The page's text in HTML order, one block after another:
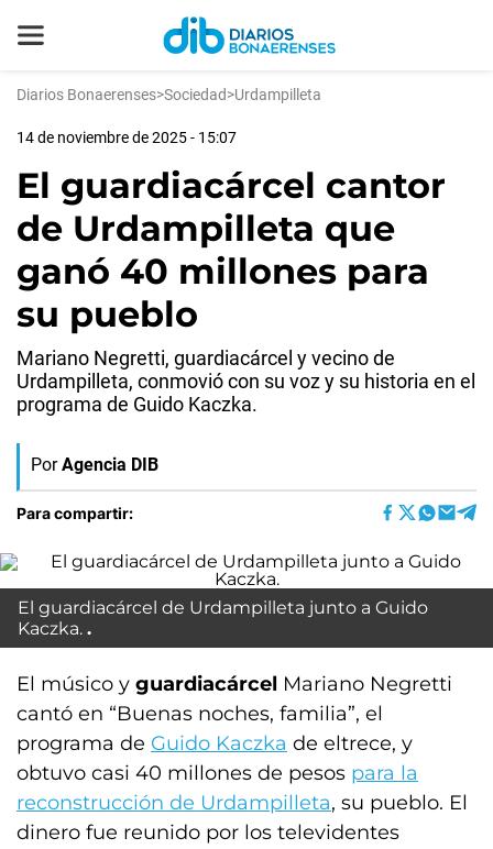
Diarios Bonaerenses>Sociedad>Urdampilleta
14 de noviembre de 2025 - 15:07
El guardiacárcel cantor
de Urdampilleta que
ganó 40 millones para
su pueblo
Mariano Negretti, guardiacárcel y vecino de
Urdampilleta, conmovió con su voz y su historia en el
programa de Guido Kaczka.
Por Agencia DIB
Para compartir:
El guardiacárcel de Urdampilleta junto a Guido
Kaczka.
El músico y guardiacárcel Mariano Negretti
cantó en “Buenas noches, familia”, el
programa de Guido Kaczka de eltrece, y
obtuvo casi 40 millones de pesos para la
reconstrucción de Urdampilleta, su pueblo. El
dinero fue reunido por los televidentes